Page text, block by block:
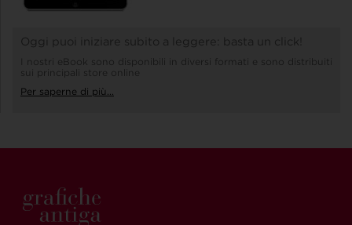
Oggi puoi iniziare subito a leggere: basta un click!
I nostri eBook sono disponibili in diversi formati e sono distribuiti
sui principali store online
Per saperne di più...